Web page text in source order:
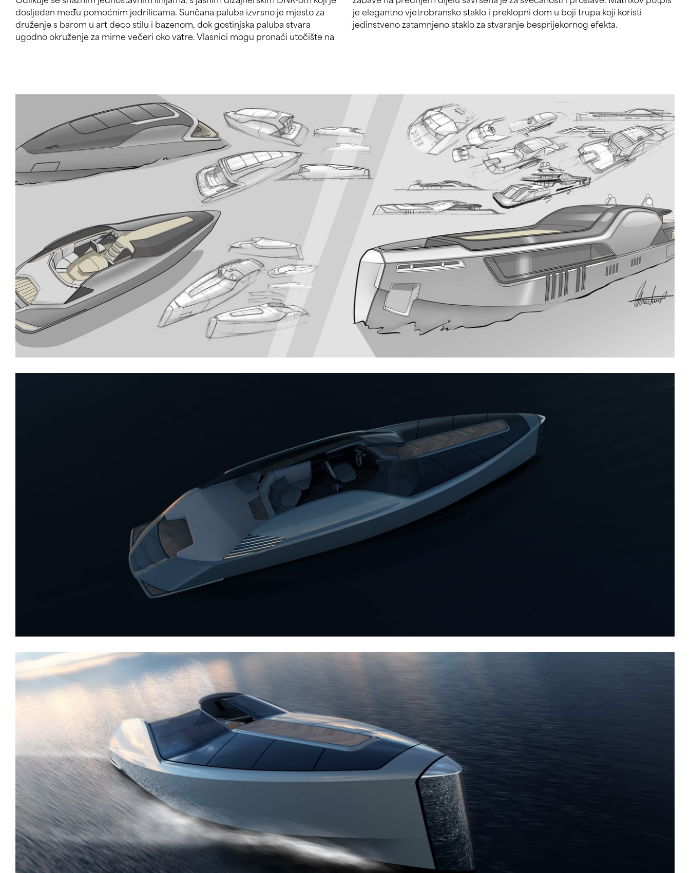
dosljedan među pomoćnim jedrilicama. Sunčana paluba izvrsno je mjesto za
druženje s barom u art deco stilu i bazenom, dok gostinjska paluba stvara
ugodno okruženje za mirne večeri oko vatre. Vlasnici mogu pronaći utočište na
je elegantno vjetrobransko staklo i preklopni dom u boji trupa koji koristi
jedinstveno zatamnjeno staklo za stvaranje besprijekornog efekta.